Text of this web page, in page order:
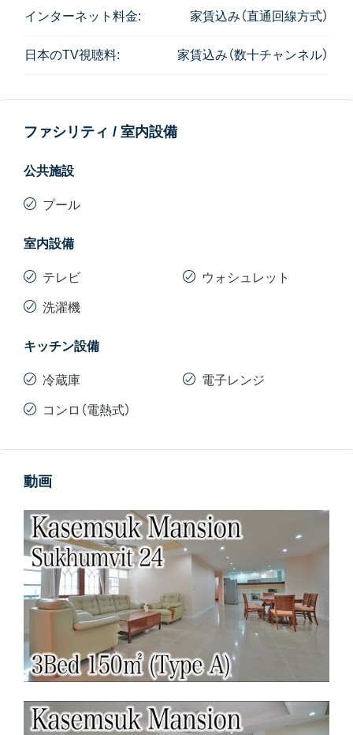
追記：２０２５年５月現在 日本人入居者は１部屋。他
インターネット料金: 家賃込み（直通回線方式）
日本のTV視聴料: 家賃込み（数十チャンネル）
ファシリティ / 室内設備
公共施設
プール
室内設備
テレビ
洗濯機
ウォシュレット
キッチン設備
冷蔵庫
コンロ（電熱式）
電子レンジ
動画